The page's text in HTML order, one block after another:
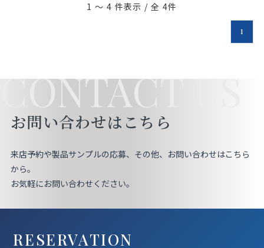
1 ～ 4 件表示 / 全 4件
1
CONTACT US
お問い合わせはこちら
来店予約や製品サンプルの応募、その他、お問い合わせはこちら
から。
お気軽にお問い合わせください。
RESERVATION